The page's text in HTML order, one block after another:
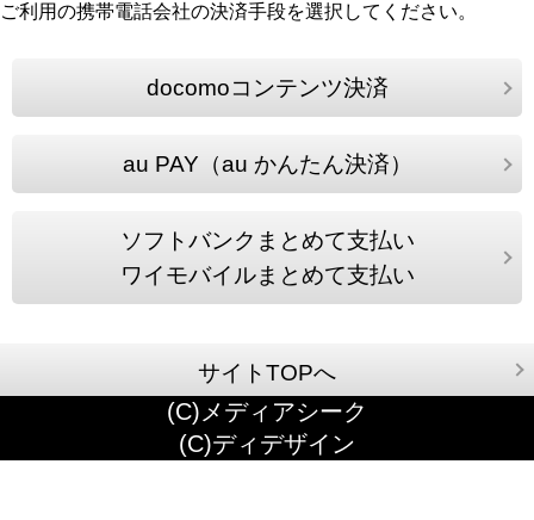
ご利用の携帯電話会社の決済手段を選択してください。
docomoコンテンツ決済
au PAY（au かんたん決済）
ソフトバンクまとめて支払い
ワイモバイルまとめて支払い
サイトTOPへ
(C)メディアシーク
(C)ディデザイン